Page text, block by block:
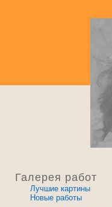
Галерея работ
Лучшие картины
Новые работы